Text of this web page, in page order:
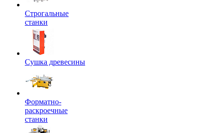
Строгальные
станки
Сушка древесины
Форматно-
раскроечные
станки